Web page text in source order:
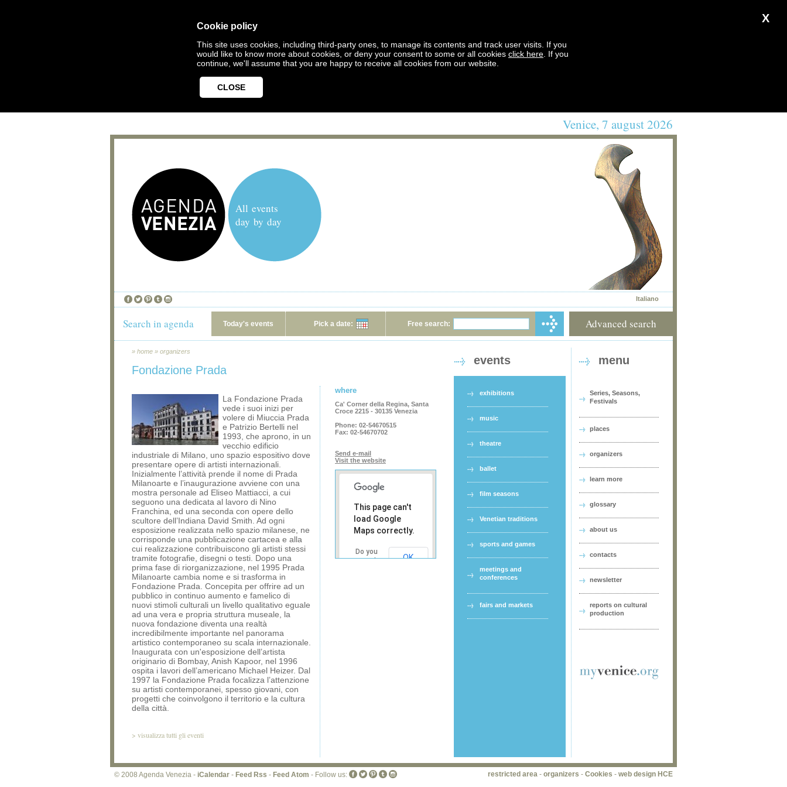
X
Cookie policy
This site uses cookies, including third-party ones, to manage its contents and track user visits. If you
would like to know more about cookies, or deny your consent to some or all cookies click here . If you
continue, we'll assume that you are happy to receive all cookies from our website.
CLOSE
Venice, 7 august 2026
All events
day by day
Italiano
Search in agenda Today's events Pick a date: Free search: Advanced search
» home » organizers
Fondazione Prada
La Fondazione Prada
vede i suoi inizi per
volere di Miuccia Prada
e Patrizio Bertelli nel
1993, che aprono, in un
vecchio edificio
industriale di Milano, uno spazio espositivo dove
presentare opere di artisti internazionali.
Inizialmente l’attività prende il nome di Prada
Milanoarte e l’inaugurazione avviene con una
mostra personale ad Eliseo Mattiacci, a cui
seguono una dedicata al lavoro di Nino
Franchina, ed una seconda con opere dello
scultore dell’Indiana David Smith. Ad ogni
esposizione realizzata nello spazio milanese, ne
corrisponde una pubblicazione cartacea e alla
cui realizzazione contribuiscono gli artisti stessi
tramite fotografie, disegni o testi. Dopo una
prima fase di riorganizzazione, nel 1995 Prada
Milanoarte cambia nome e si trasforma in
Fondazione Prada. Concepita per offrire ad un
pubblico in continuo aumento e famelico di
nuovi stimoli culturali un livello qualitativo eguale
ad una vera e propria struttura museale, la
nuova fondazione diventa una realtà
incredibilmente importante nel panorama
artistico contemporaneo su scala internazionale.
Inaugurata con un'esposizione dell’artista
originario di Bombay, Anish Kapoor, nel 1996
ospita i lavori dell’americano Michael Heizer. Dal
1997 la Fondazione Prada focalizza l’attenzione
su artisti contemporanei, spesso giovani, con
progetti che coinvolgono il territorio e la cultura
della città.
> visualizza tutti gli eventi
where
Ca' Corner della Regina, Santa
Croce 2215 - 30135 Venezia
Phone: 02-54670515
Fax: 02-54670702
Send e-mail
Visit the website
This page can't
load Google
Maps correctly.
Do you
own this
OK
events
exhibitions
music
theatre
ballet
film seasons
Venetian traditions
sports and games
meetings and
conferences
fairs and markets
menu
Series, Seasons,
Festivals
places
organizers
learn more
glossary
about us
contacts
newsletter
reports on cultural
production
restricted area - organizers - Cookies - web design HCE
© 2008 Agenda Venezia - iCalendar - Feed Rss - Feed Atom - Follow us: